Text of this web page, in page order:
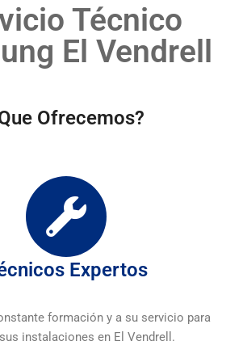
Técnico
El Vendrell
Ofrecemos?
Expertos
formación y a su servicio para
instalaciones en El Vendrell.